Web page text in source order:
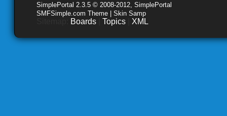
SimplePortal 2.3.5 © 2008-2012, SimplePortal
SMFSimple.com Theme | Skin Samp
Boards Topics XML